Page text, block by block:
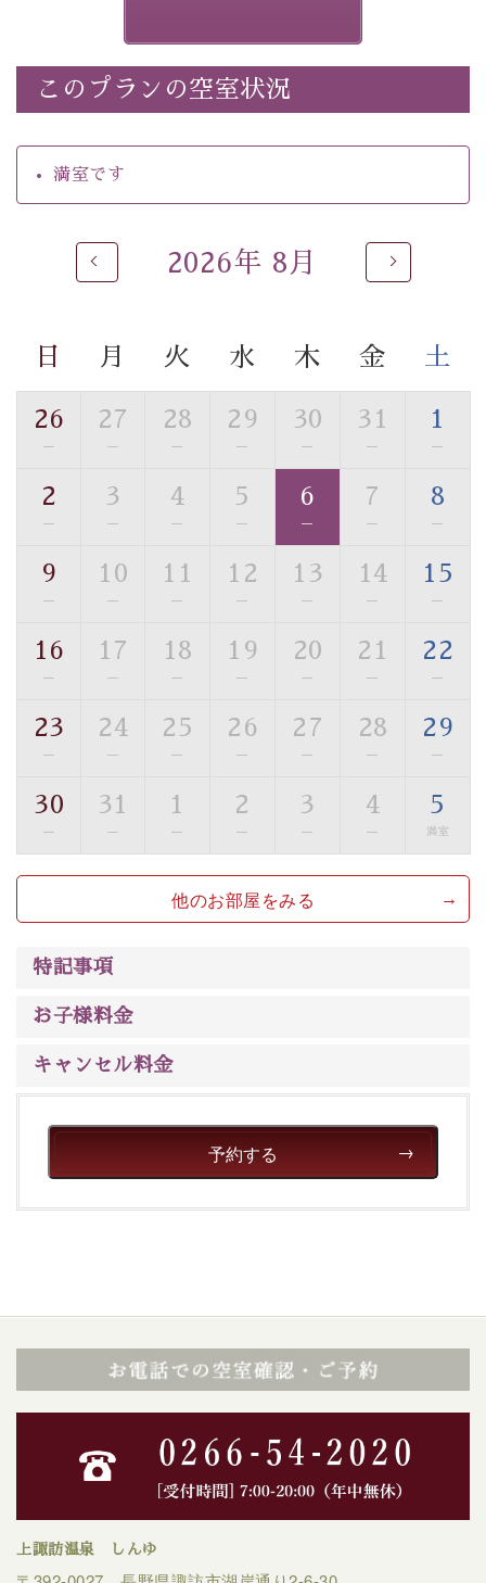
・就寝用パジャマをご用意
・環境に配慮したアメニティをご用意
・館内フリーWi-Fi
・チェックイン15時、チェックアウト10時
【お食事】
・夕食は地産地消の創作和会席 美湖膳（二十四節気と
【温泉】
の効果が高い、極めて希有な源泉です。身も心も癒され
■お座敷風呂（大浴場）
温泉の成分に合わせ、防菌防カビの特殊素材の畳を使
用。 足元が柔らかく、そして滑りにくい畳のお風呂で
す。
※男性大浴場までのご移動には階段がございます。 予め
■貸切温泉風呂 （40分2000円）
む貸切温泉風呂です。ゆったりといやされるプライベー
トな空間をお愉しみください。
【旅】
豊富な知識を持ったドライバー兼ガイドが諏訪大社をご
案内します。事前ご予約制ですので、ご利用ご希望の方
は【3日前まで】にお電話ください。
※交通規制などにより運行できない日がございます
※年末年始及び御柱祭前後は運行しておりません
神秘なる諏訪湖に心癒される時間をお過ごしいただけま
このプランの空室状況
満室です
2026年 8月
日 月 火 水 木 金 土
26
—
27
—
28
—
29
—
30
—
31
—
1
—
2
—
3
—
4
—
5
—
6
—
7
—
8
—
9
—
10
—
11
—
12
—
13
—
14
—
15
—
16
—
17
—
18
—
19
—
20
—
21
—
22
—
23
—
24
—
25
—
26
—
27
—
28
—
29
—
30
—
31
—
1
—
2
—
3
—
4
—
5
満室
他のお部屋をみる
特記事項
お子様料金
キャンセル料金
予約する
上諏訪温泉 しんゆ